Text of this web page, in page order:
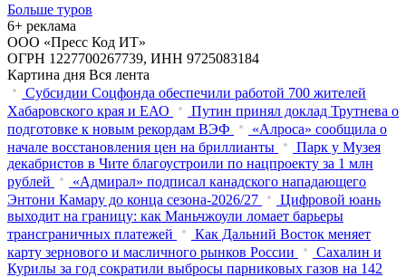
Больше туров
6+ реклама
ООО «Пресс Код ИТ»
ОГРН 1227700267739, ИНН 9725083184
Картина дня Вся лента
Субсидии Соцфонда обеспечили работой 700 жителей
Хабаровского края и ЕАО
Путин принял доклад Трутнева о
подготовке к новым рекордам ВЭФ
«Алроса» сообщила о
начале восстановления цен на бриллианты
Парк у Музея
декабристов в Чите благоустроили по нацпроекту за 1 млн
рублей
«Адмирал» подписал канадского нападающего
Энтони Камару до конца сезона-2026/27
Цифровой юань
выходит на границу: как Маньчжоули ломает барьеры
трансграничных платежей
Как Дальний Восток меняет
карту зернового и масличного рынков России
Сахалин и
Курилы за год сократили выбросы парниковых газов на 142